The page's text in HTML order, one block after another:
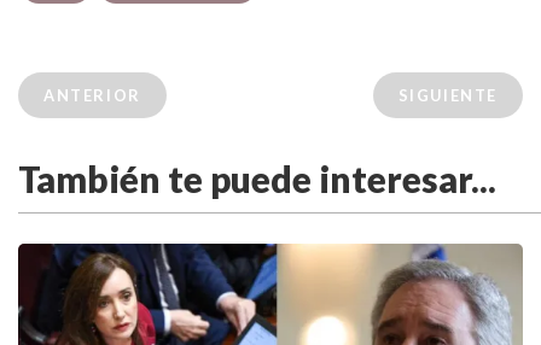
ANTERIOR SIGUIENTE
También te puede interesar...